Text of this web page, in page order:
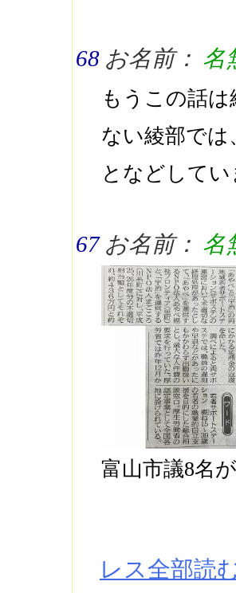
68 お名前： 名
もうこの話
ない綾部で
となどして
67 お名前： 名
富山市議8名
レス全部読